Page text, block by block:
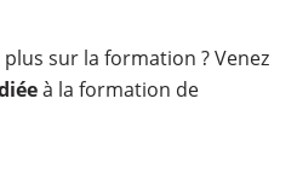
sur la formation ? Venez
à la formation de